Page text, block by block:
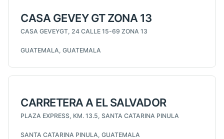
CASA GEVEY GT ZONA 13
CASA GEVEYGT, 24 CALLE 15-69 ZONA 13
GUATEMALA, GUATEMALA
CARRETERA A EL SALVADOR
PLAZA EXPRESS, KM. 13.5, SANTA CATARINA PINULA
SANTA CATARINA PINULA, GUATEMALA